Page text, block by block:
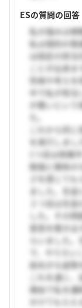
ESの質問の回答
私の強みは傾
私は個別の塾
は固定の担
ことが出来
性格や考え
中で私が担
が悪いとい
これから同
を実行しまし
1つ目は授業
勉強と関係の
さを感じて
ました。生徒
２つ目は生
した。その
意思を聞き出
らいました
で、やりた
前向きな姿勢
これを通じ
理由で私を講
かけてもら